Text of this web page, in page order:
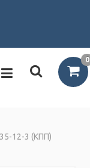
0
12-3 (КПП)